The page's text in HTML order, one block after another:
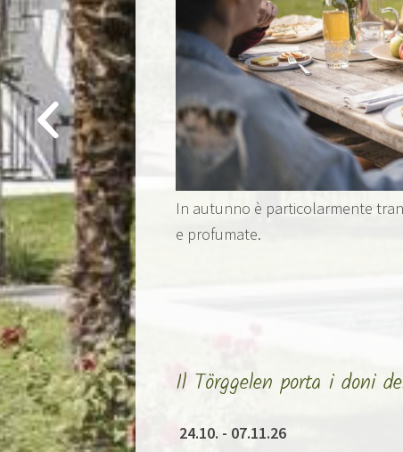
In autunno è particolarmente
e profumate.
Il Törggelen porta i doni
24.10. - 07.11.26